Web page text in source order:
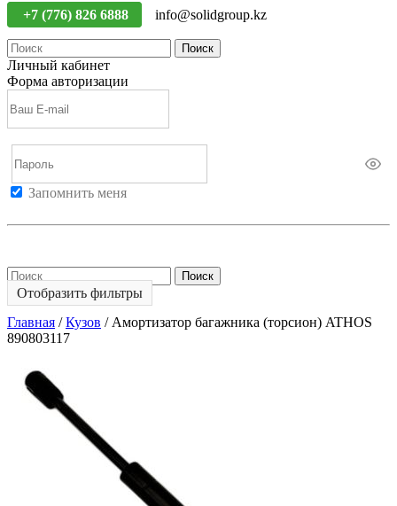
+7 (776) 826 6888 info@solidgroup.kz
Поиск
Личный кабинет
Форма авторизации
Запомнить меня
Поиск
Отобразить фильтры
Главная / Кузов / Амортизатор багажника (торсион) ATHOS
890803117